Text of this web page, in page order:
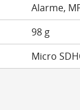
Alarme,
98 g
Micro